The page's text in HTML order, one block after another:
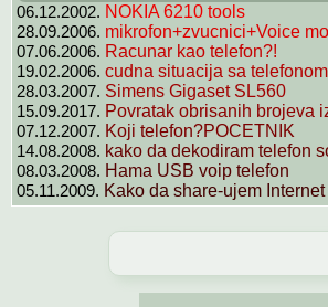
06.12.2002. NOKIA 6210 tools
28.09.2006. mikrofon+zvucnici+Voice
07.06.2006. Racunar kao telefon?!
19.02.2006. cudna situacija sa
28.03.2007. Simens Gigaset SL560
15.09.2017. Povratak obrisanih brojeva
07.12.2007. Koji telefon?POCETNIK
14.08.2008. kako da dekodiram telefon
08.03.2008. Hama USB voip telefon
05.11.2009. Kako da share-ujem